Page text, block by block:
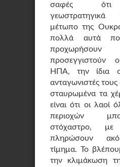
σαφές ότι
μέτωπο της
πολλά αυτά
προσεγγιστούν
ΗΠΑ, την ίδια
ανταγωνιστές
σταυρωμένα τα
είναι ότι οι
περιοχών
στόχαστρο,
πληρώσουν
τίμημα. Το
την κλιμάκωση